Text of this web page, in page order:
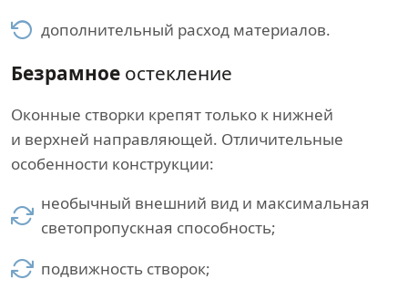
дополнительный расход материалов.
Безрамное остекление
Оконные створки крепят только к нижней
и верхней направляющей. Отличительные
особенности конструкции:
необычный внешний вид и максимальная
светопропускная способность;
подвижность створок;